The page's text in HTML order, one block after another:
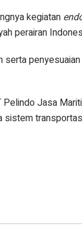
kegiatan
perairan
serta
Jasa